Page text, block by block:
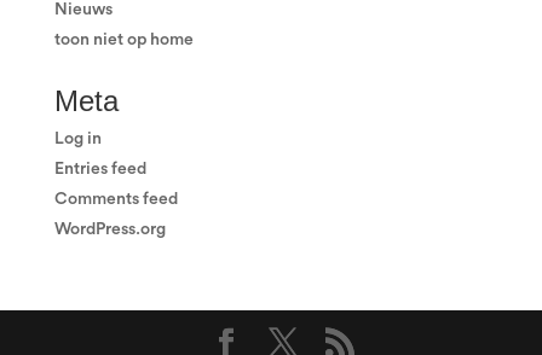
Nieuws
toon niet op home
Meta
Log in
Entries feed
Comments feed
WordPress.org